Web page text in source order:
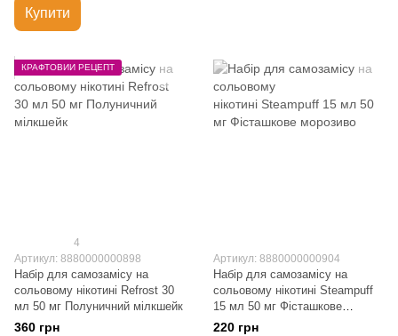
Купити
КРАФТОВИЙ РЕЦЕПТ
4
Артикул: 8880000000898
Набір для самозамісу на
сольовому нікотині Refrost 30
мл 50 мг Полуничний мілкшейк
360 грн
Артикул: 8880000000904
Набір для самозамісу на
сольовому нікотині Steampuff
15 мл 50 мг Фісташкове
морозиво
220 грн